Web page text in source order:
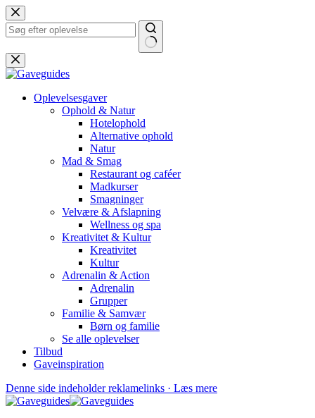
Fortsæt
til
indhold
Ingen
resultater
Oplevelsesgaver
Ophold & Natur
Hotelophold
Alternative ophold
Natur
Mad & Smag
Restaurant og caféer
Madkurser
Smagninger
Velvære & Afslapning
Wellness og spa
Kreativitet & Kultur
Kreativitet
Kultur
Adrenalin & Action
Adrenalin
Grupper
Familie & Samvær
Børn og familie
Se alle oplevelser
Tilbud
Gaveinspiration
Denne side indeholder reklamelinks · Læs mere